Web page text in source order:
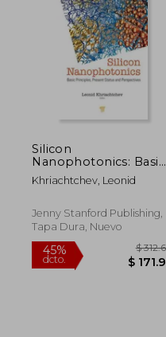
$ 190.86
$ 114.52
45%
dcto.
Silicon
Nanophotonics: Basic
Principles, Current
Status and
Inglés)
Khriachtchev, Leonid
Jenny Stanford Publishing,
Tapa Dura, Nuevo